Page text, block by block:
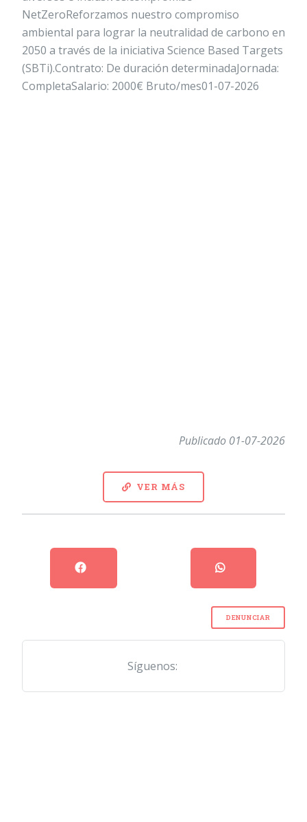
NetZeroReforzamos nuestro compromiso
ambiental para lograr la neutralidad de carbono en
2050 a través de la iniciativa Science Based Targets
(SBTi).Contrato: De duración determinadaJornada:
CompletaSalario: 2000€ Bruto/mes01-07-2026
Publicado 01-07-2026
VER MÁS
DENUNCIAR
Síguenos: